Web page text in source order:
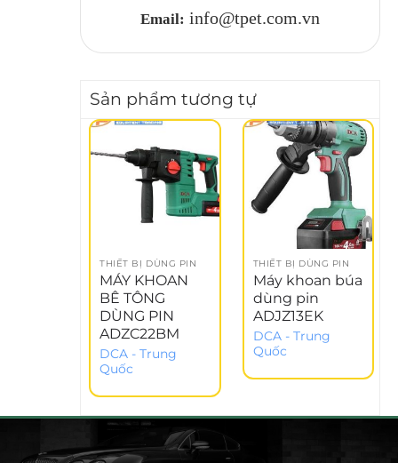
Email: info@tpet.com.vn
Sản phẩm tương tự
THIẾT BỊ DÙNG PIN
MÁY KHOAN
BÊ TÔNG
DÙNG PIN
ADZC22BM
DCA - Trung
Quốc
THIẾT BỊ DÙNG PIN
Máy khoan búa
dùng pin
ADJZ13EK
DCA - Trung
Quốc